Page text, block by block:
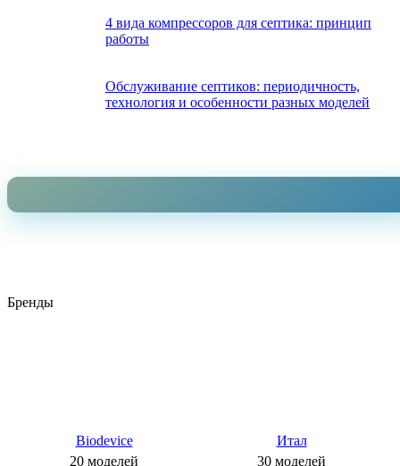
4 вида компрессоров для септика: принцип
работы
Обслуживание септиков: периодичность,
технология и особенности разных моделей
Бренды
Biodevice
20 моделей
Итал
30 моделей